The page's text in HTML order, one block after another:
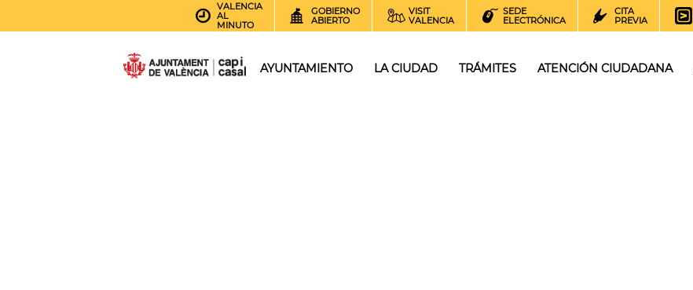
VALENCIA
AL
MINUTO
GOBIERNO
ABIERTO
VISIT
VALENCIA
SEDE
ELECTRÓNICA
CITA
PREVIA
AYUNTAMIENTO LA CIUDAD TRÁMITES ATENCIÓN CIUDADANA